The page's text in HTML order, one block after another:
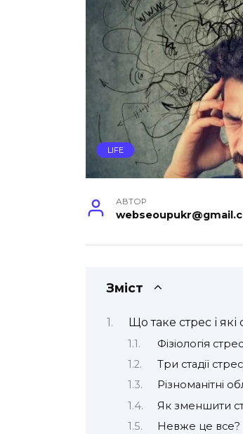
LIFE
АВТОР
Зміст
Що таке стрес і які
Фізіологія
Три стадії
Різноманітні
Як зменшити
Невже це все?